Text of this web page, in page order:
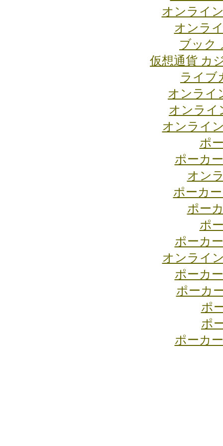
オンライ
オンラ
ブック
仮想通貨 カ
ライブ
オンライ
オンライ
オンライ
ポ
ポーカ
オン
ポーカ
ポー
ポ
ポーカ
オンライ
ポーカ
ポーカ
ポ
ポ
ポーカ